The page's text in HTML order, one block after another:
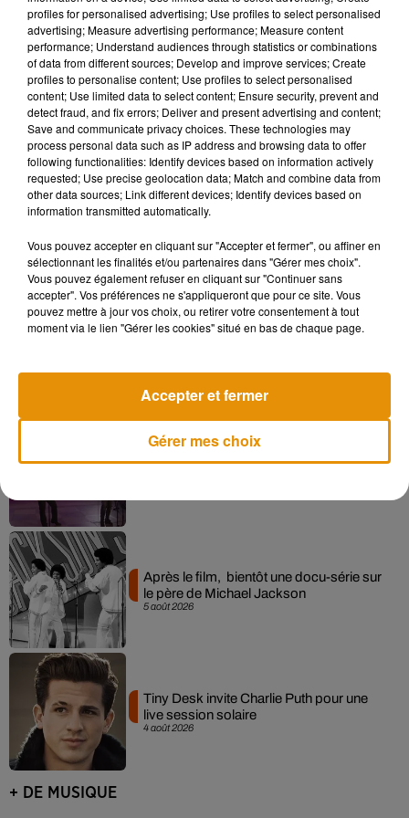
Musique
7 août 2026
Madonna sort enfin le remix de « Love
Sensation » avec Kylie Minogue
7 août 2026
Angèle et Amélie Lens dévoilent leur
Pomme emprunte le décor de l’émission
5 août 2026
Après le film, bientôt une docu-série sur
le père de Michael Jackson
4 août 2026
Tiny Desk invite Charlie Puth pour une
live session solaire
+ DE MUSIQUE
profiles for personalised advertising; Use profiles to select personalised
advertising; Measure advertising performance; Measure content
performance; Understand audiences through statistics or combinations
of data from different sources; Develop and improve services; Create
profiles to personalise content; Use profiles to select personalised
content; Use limited data to select content; Ensure security, prevent and
detect fraud, and fix errors; Deliver and present advertising and content;
Save and communicate privacy choices. These technologies may
process personal data such as IP address and browsing data to offer
following functionalities: Identify devices based on information actively
requested; Use precise geolocation data; Match and combine data from
other data sources; Link different devices; Identify devices based on
information transmitted automatically.
Vous pouvez accepter en cliquant sur "Accepter et fermer", ou affiner en
sélectionnant les finalités et/ou partenaires dans "Gérer mes choix".
Vous pouvez également refuser en cliquant sur "Continuer sans
accepter". Vos préférences ne s'appliqueront que pour ce site. Vous
pouvez mettre à jour vos choix, ou retirer votre consentement à tout
moment via le lien "Gérer les cookies" situé en bas de chaque page.
Gérer mes choix
Accepter et fermer